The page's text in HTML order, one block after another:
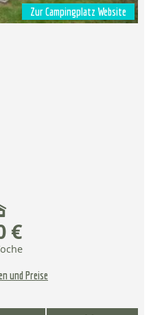
Zur Campingplatz Website
€
und Preise